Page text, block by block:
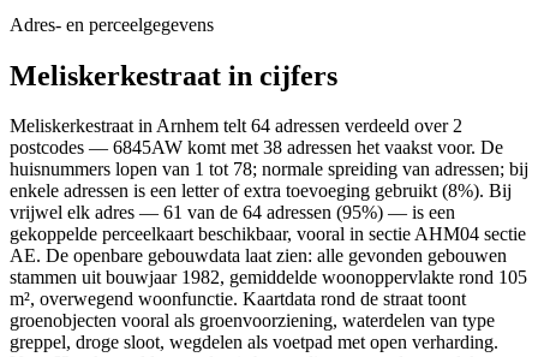
Adres- en perceelgegevens
Meliskerkestraat in cijfers
Meliskerkestraat in Arnhem telt 64 adressen verdeeld over 2
postcodes — 6845AW komt met 38 adressen het vaakst voor. De
huisnummers lopen van 1 tot 78; normale spreiding van adressen; bij
enkele adressen is een letter of extra toevoeging gebruikt (8%). Bij
vrijwel elk adres — 61 van de 64 adressen (95%) — is een
gekoppelde perceelkaart beschikbaar, vooral in sectie AHM04 sectie
AE. De openbare gebouwdata laat zien: alle gevonden gebouwen
stammen uit bouwjaar 1982, gemiddelde woonoppervlakte rond 105
m², overwegend woonfunctie. Kaartdata rond de straat toont
groenobjecten vooral als groenvoorziening, waterdelen van type
greppel, droge sloot, wegdelen als voetpad met open verharding.